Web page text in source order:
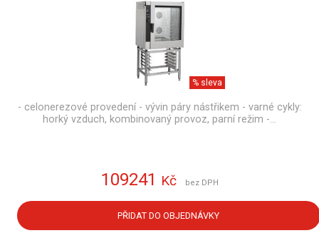
% sleva
- celonerezové provedení - vývin páry nástřikem - varné cykly:
horký vzduch, kombinovaný provoz, parní režim -…
109241 Kč bez DPH
PŘIDAT DO OBJEDNÁVKY